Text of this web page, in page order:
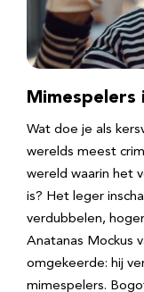
Mimespelers
Wat doe je als
werelds meest
wereld waarin het
is? Het leger
verdubbelen,
Anatanas Mockus
omgekeerde: hij
mimespelers.